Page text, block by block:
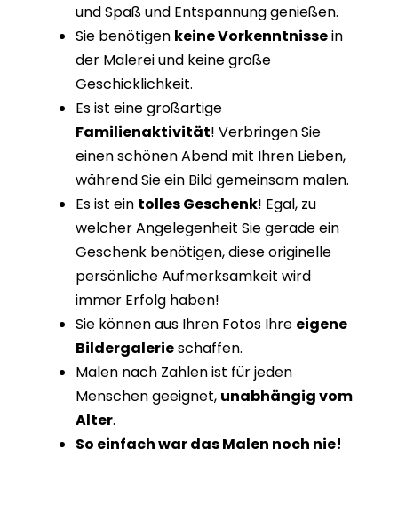
und Spaß und Entspannung genießen.
Sie benötigen keine Vorkenntnissein
der Malerei und keine große
Geschicklichkeit.
Es ist eine großartige
Familienaktivität! Verbringen Sie
einen schönen Abend mit Ihren Lieben,
während Sie ein Bild gemeinsam malen.
Es ist ein tolles Geschenk! Egal, zu
welcher Angelegenheit Sie gerade ein
Geschenk benötigen, diese originelle
persönliche Aufmerksamkeit wird
immer Erfolg haben!
Sie können aus Ihren Fotos Ihre eigene
Bildergalerieschaffen.
Malen nach Zahlen ist für jeden
Menschen geeignet, unabhängig vom
Alter.
So einfach war das Malen noch nie!